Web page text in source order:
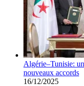
Algérie–Tunisie:
nouveaux accords
16/12/2025